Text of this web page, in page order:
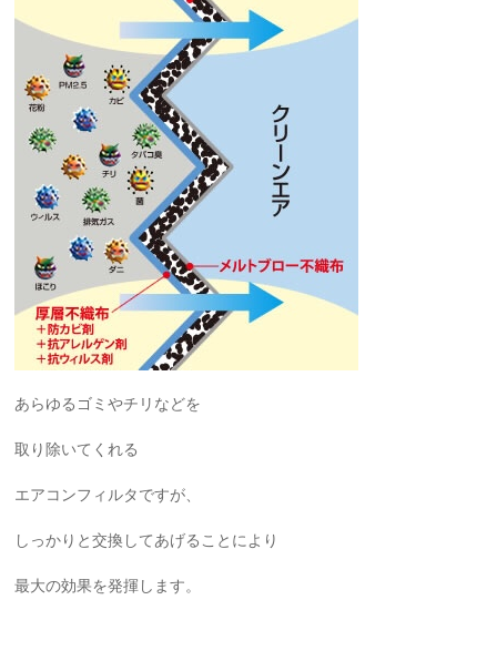
あらゆるゴミやチリなどを
取り除いてくれる
エアコンフィルタですが、
しっかりと交換してあげることにより
最大の効果を発揮します。